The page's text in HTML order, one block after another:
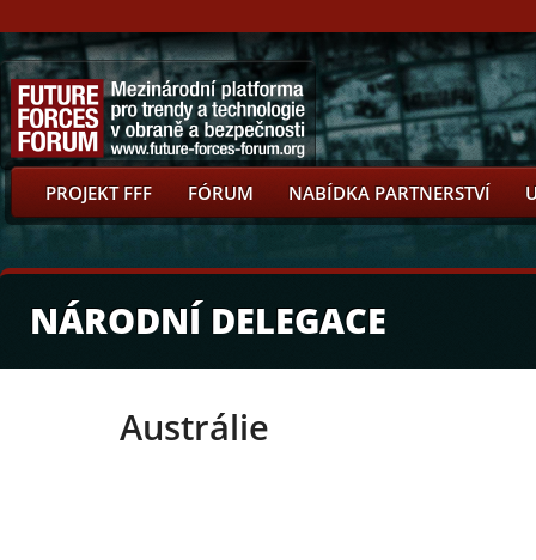
PROJEKT FFF FÓRUM NABÍDKA PARTNERSTVÍ
NÁRODNÍ DELEGACE
Austrálie